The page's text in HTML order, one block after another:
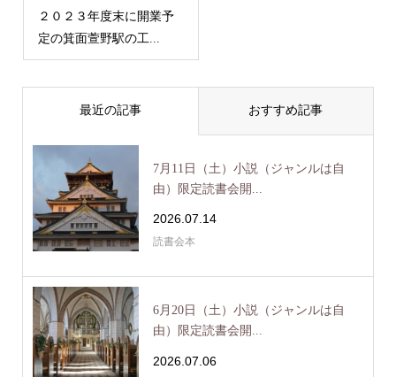
２０２３年度末に開業予
定の箕面萱野駅の工...
最近の記事 おすすめ記事
7月11日（土）小説（ジャンルは自
由）限定読書会開...
2026.07.14
読書会本
6月20日（土）小説（ジャンルは自
由）限定読書会開...
2026.07.06